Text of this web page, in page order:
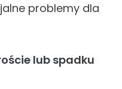
problemy dla
lub spadku